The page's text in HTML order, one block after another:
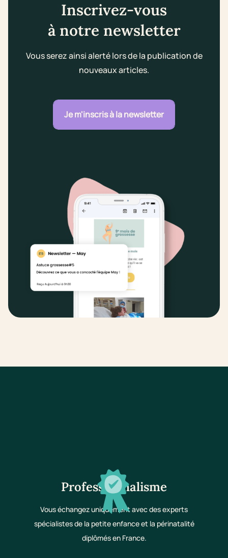
Inscrivez-vous
à notre newsletter
Vous serez ainsi alerté lors de la publication de
nouveaux articles.
Je m'inscris à la newsletter
Professionnalisme
Vous échangez uniquement avec des experts
spécialistes de la petite enfance et la périnatalité
diplômés en France.